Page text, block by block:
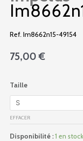
Ref. Im8662n15-49154
75,00€
Taille
EFFACER
Disponibilité :1 en stock
de
Im8662n15
-
Lune
-